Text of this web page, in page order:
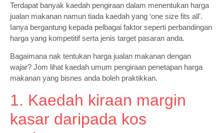
Terdapat banyak kaedah pengiraan dalam menentukan harga
jualan makanan namun tiada kaedah yang ‘one size fits all’.
Ianya bergantung kepada pelbagai faktor seperti perbandingan
harga yang kompetitif serta jenis target pasaran anda.
Bagaimana nak tentukan harga jualan makanan dengan
wajar? Jom lihat kaedah umum pengiraan penetapan harga
makanan yang bisnes anda boleh praktikkan.
1. Kaedah kiraan margin
kasar daripada kos